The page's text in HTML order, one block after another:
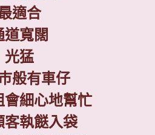
適合
道寬闊
光猛
般有車仔
會細心地幫忙
客執餸入袋